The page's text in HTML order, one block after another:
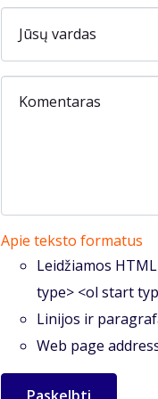
Jūsų vardas
Komentaras
Apie teksto formatus
Leidžiamos
type> <ol start
Linijos ir
Web page